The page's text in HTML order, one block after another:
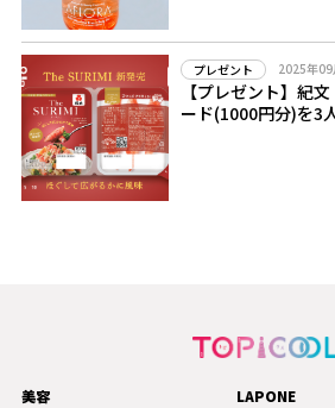
プレゼント 2025年
【プレゼント】紀
ード(1000円分)を3
美容
LAPONE